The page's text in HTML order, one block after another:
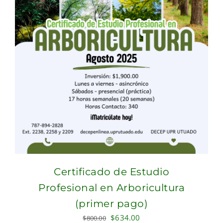
Certificado de Estudio
Profesional en Arboricultura
(primer pago)
$800.00 Original
$634.00